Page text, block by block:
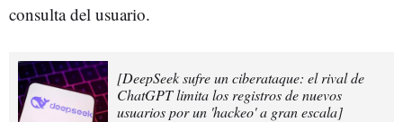
consulta del usuario.
[DeepSeek sufre un ciberataque: el rival de
ChatGPT limita los registros de nuevos
usuarios por un 'hackeo' a gran escala]